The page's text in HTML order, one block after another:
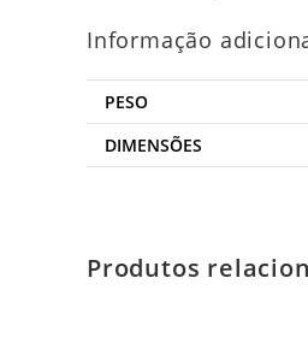
Informação
PESO
DIMENSÕES
Produtos